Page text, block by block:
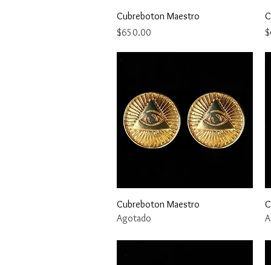
Vista rápida
Cubreboton Maestro
Precio
$650.00
Vista rápida
Cubreboton Maestro
Agotado